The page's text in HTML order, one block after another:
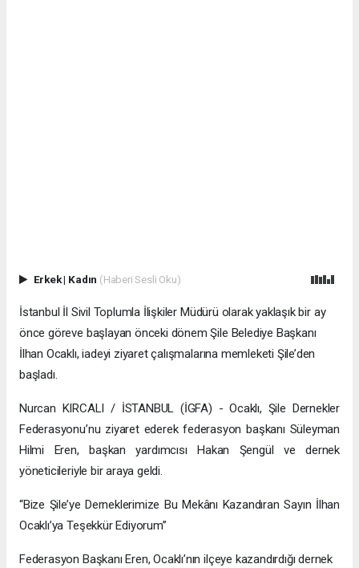
Erkek| Kadın (Haberi Sesli Oku)
İstanbul İl Sivil Toplumla İlişkiler Müdürü olarak yaklaşık bir ay
önce göreve başlayan önceki dönem Şile Belediye Başkanı
İlhan Ocaklı, iadeyi ziyaret çalışmalarına memleketi Şile’den
başladı.
Nurcan KIRCALI / İSTANBUL (İGFA) - Ocaklı, Şile Dernekler
Federasyonu’nu ziyaret ederek federasyon başkanı Süleyman
Hilmi Eren, başkan yardımcısı Hakan Şengül ve dernek
yöneticileriyle bir araya geldi.
“Bize Şile’ye Derneklerimize Bu Mekânı Kazandıran Sayın İlhan
Ocaklı’ya Teşekkür Ediyorum”
Federasyon Başkanı Eren, Ocaklı’nın ilçeye kazandırdığı dernek